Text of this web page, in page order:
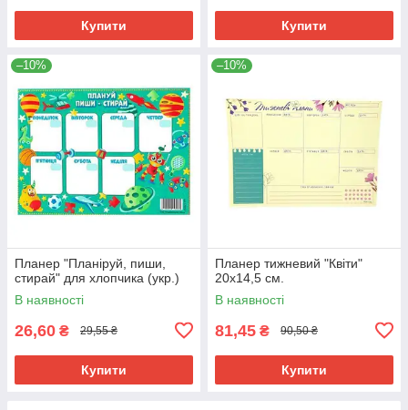
Купити Купити
–10%
Планер "Планіруй, пиши,
стирай" для хлопчика (укр.)
В наявності
26,60 ₴ 29,55 ₴
Купити
–10%
Планер тижневий "Квіти"
20х14,5 см.
В наявності
81,45 ₴ 90,50 ₴
Купити